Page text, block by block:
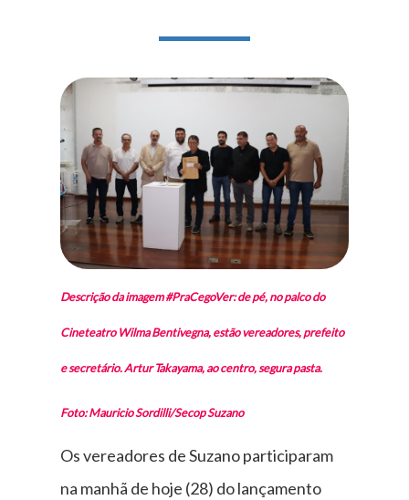
Descrição da imagem #PraCegoVer: de pé, no palco do
Cineteatro Wilma Bentivegna, estão vereadores, prefeito
e secretário. Artur Takayama, ao centro, segura pasta.
Foto: Mauricio Sordilli/Secop Suzano
Os vereadores de Suzano participaram
na manhã de hoje (28) do lançamento